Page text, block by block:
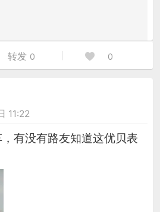
转发 0 0
11:22
有没有路友知道这优贝表